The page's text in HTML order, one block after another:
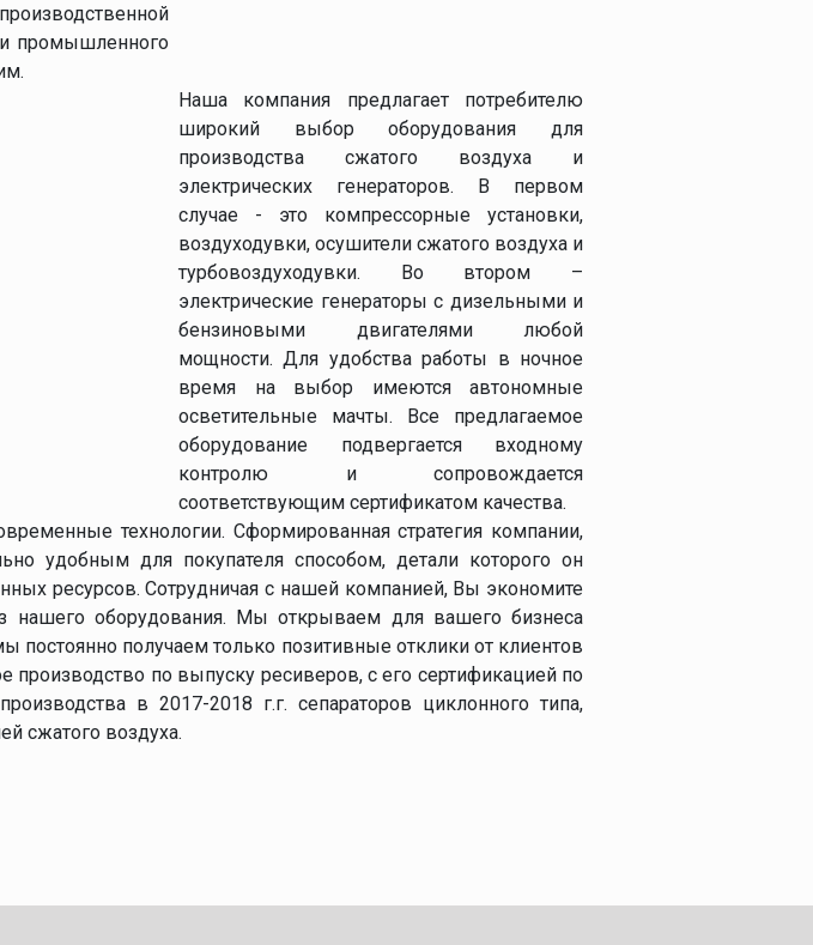
и промышленного
Наша компания предлагает потребителю
широкий выбор оборудования для
производства сжатого воздуха и
электрических генераторов. В первом
случае - это компрессорные установки,
воздуходувки, осушители сжатого воздуха и
турбовоздуходувки. Во втором –
электрические генераторы с дизельными и
бензиновыми двигателями любой
мощности. Для удобства работы в ночное
время на выбор имеются автономные
осветительные мачты. Все предлагаемое
оборудование подвергается входному
контролю и сопровождается
соответствующим сертификатом качества.
технологии. Сформированная стратегия компании,
удобным для покупателя способом, детали которого он
ресурсов. Сотрудничая с нашей компанией, Вы экономите
нашего оборудования. Мы открываем для вашего бизнеса
получаем только позитивные отклики от клиентов
по выпуску ресиверов, с его сертификацией по
в 2017-2018 г.г. сепараторов циклонного типа,
сжатого воздуха.